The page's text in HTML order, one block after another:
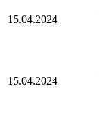
15.04.2024
15.04.2024